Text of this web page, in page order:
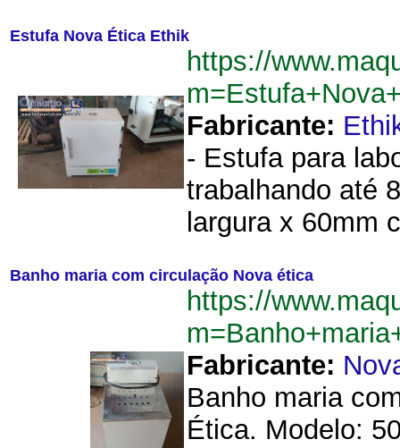
Estufa Nova Ética Ethik
https://
Fabricante:
- Estufa para
trabalhando até
largura x 60mm
Banho maria com circulação Nova ética
https://
Fabricante:
Banho maria
Ética. Modelo: